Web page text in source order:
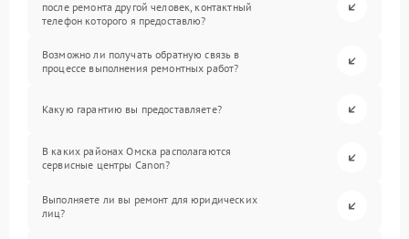
после ремонта другой человек, контактный
телефон которого я предоставлю?
Возможно ли получать обратную связь в
процессе выполнения ремонтных работ?
Какую гарантию вы предоставляете?
В каких районах Омска располагаются
сервисные центры Canon?
Выполняете ли вы ремонт для юридических
лиц?